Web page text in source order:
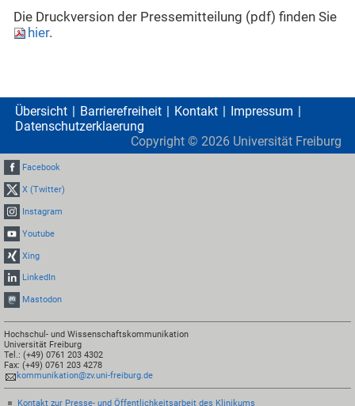
Die Druckversion der Pressemitteilung (pdf) finden Sie
hier.
Übersicht Barrierefreiheit Kontakt
Impressum
Datenschutzerklaerung
Copyright © 2026 Universität Freiburg
Facebook
X (Twitter)
Instagram
Youtube
Xing
LinkedIn
Mastodon
Hochschul- und Wissenschaftskommunikation
Universität Freiburg
Tel.: (+49) 0761 203 4302
Fax: (+49) 0761 203 4278
kommunikation@zv.uni-freiburg.de
Kontakt zur Presse- und Öffentlichkeitsarbeit des Klinikums